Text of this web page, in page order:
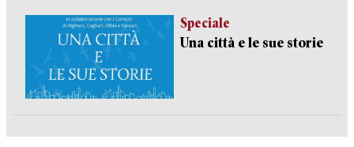
Speciale
Una città e le sue storie